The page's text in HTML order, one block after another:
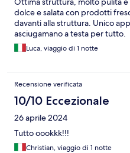
dolce e salata con prodotti
davanti alla struttura. Unico
asciugamano a testa per tutto.
Luca, viaggio di 1 notte
Recensione verificata
10/10 Eccezionale
26 aprile 2024
Tutto oookkk!!!
Christian, viaggio di 1 notte